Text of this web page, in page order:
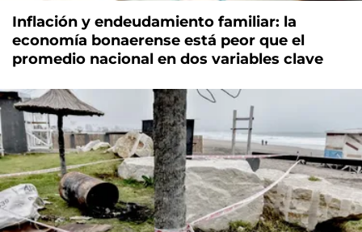
Inflación y endeudamiento familiar: la
economía bonaerense está peor que el
promedio nacional en dos variables clave